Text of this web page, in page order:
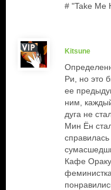
# "Take Me
Kitsune
Ри, но это
ее
ним,
дуга не
Мин Ён
Кафе